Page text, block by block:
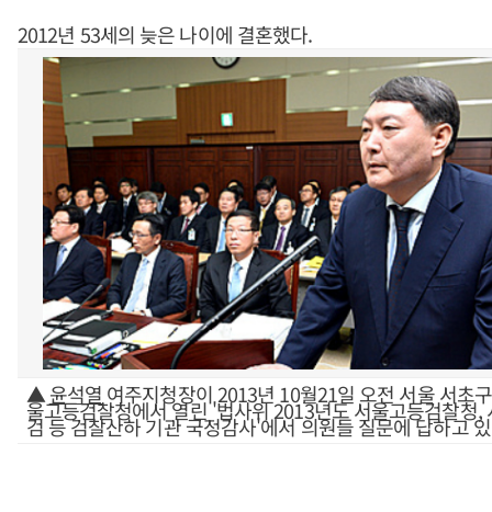
2012년 53세의 늦은 나이에 결혼했다.
▲윤석열 여주지청장이 2013년 10월21일 오전 서울 서초
울고등검찰청에서 열린 '법사위 2013년도 서울고등검찰청,
검 등 검찰산하 기관 국정감사'에서 의원들 질문에 답하고